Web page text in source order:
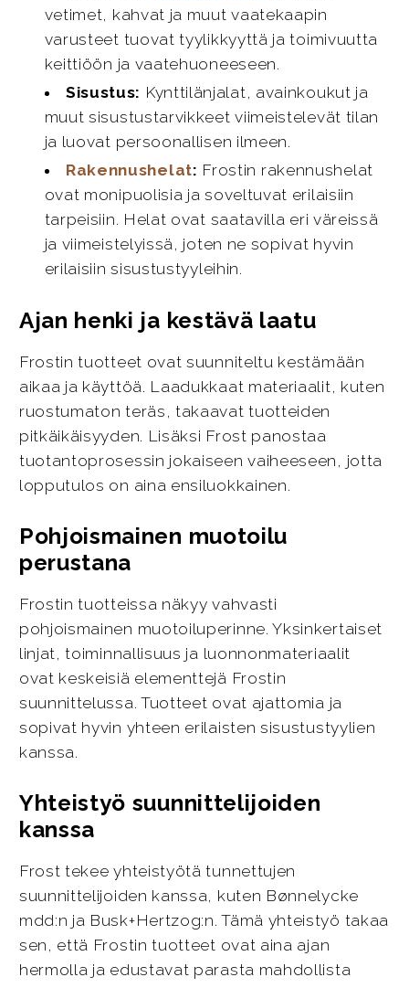
vetimet, kahvat ja muut vaatekaapin
varusteet tuovat tyylikkyyttä ja toimivuutta
keittiöön ja vaatehuoneeseen.
Sisustus: Kynttilänjalat, avainkoukut ja
muut sisustustarvikkeet viimeistelevät tilan
ja luovat persoonallisen ilmeen.
Rakennushelat: Frostin rakennushelat
ovat monipuolisia ja soveltuvat erilaisiin
tarpeisiin. Helat ovat saatavilla eri väreissä
ja viimeistelyissä, joten ne sopivat hyvin
erilaisiin sisustustyyleihin.
Ajan henki ja kestävä laatu
Frostin tuotteet ovat suunniteltu kestämään
aikaa ja käyttöä. Laadukkaat materiaalit, kuten
ruostumaton teräs, takaavat tuotteiden
pitkäikäisyyden. Lisäksi Frost panostaa
tuotantoprosessin jokaiseen vaiheeseen, jotta
lopputulos on aina ensiluokkainen.
Pohjoismainen muotoilu
perustana
Frostin tuotteissa näkyy vahvasti
pohjoismainen muotoiluperinne. Yksinkertaiset
linjat, toiminnallisuus ja luonnonmateriaalit
ovat keskeisiä elementtejä Frostin
suunnittelussa. Tuotteet ovat ajattomia ja
sopivat hyvin yhteen erilaisten sisustustyylien
kanssa.
Yhteistyö suunnittelijoiden
kanssa
Frost tekee yhteistyötä tunnettujen
suunnittelijoiden kanssa, kuten Bønnelycke
mdd:n ja Busk+Hertzog:n. Tämä yhteistyö takaa
sen, että Frostin tuotteet ovat aina ajan
hermolla ja edustavat parasta mahdollista